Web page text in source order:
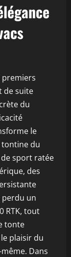
premiers
de suite
du
le
tontine du
sport ratée
des
perdu un
RTK, tout
tonte
plaisir du
Dans